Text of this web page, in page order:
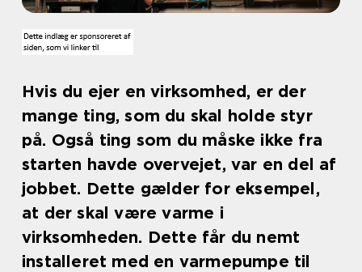
Hvis du ejer en virksomhed, er der
mange ting, som du skal holde styr
på. Også ting som du måske ikke fra
starten havde overvejet, var en del af
jobbet. Dette gælder for eksempel,
at der skal være varme i
virksomheden. Dette får du nemt
installeret med en varmepumpe til